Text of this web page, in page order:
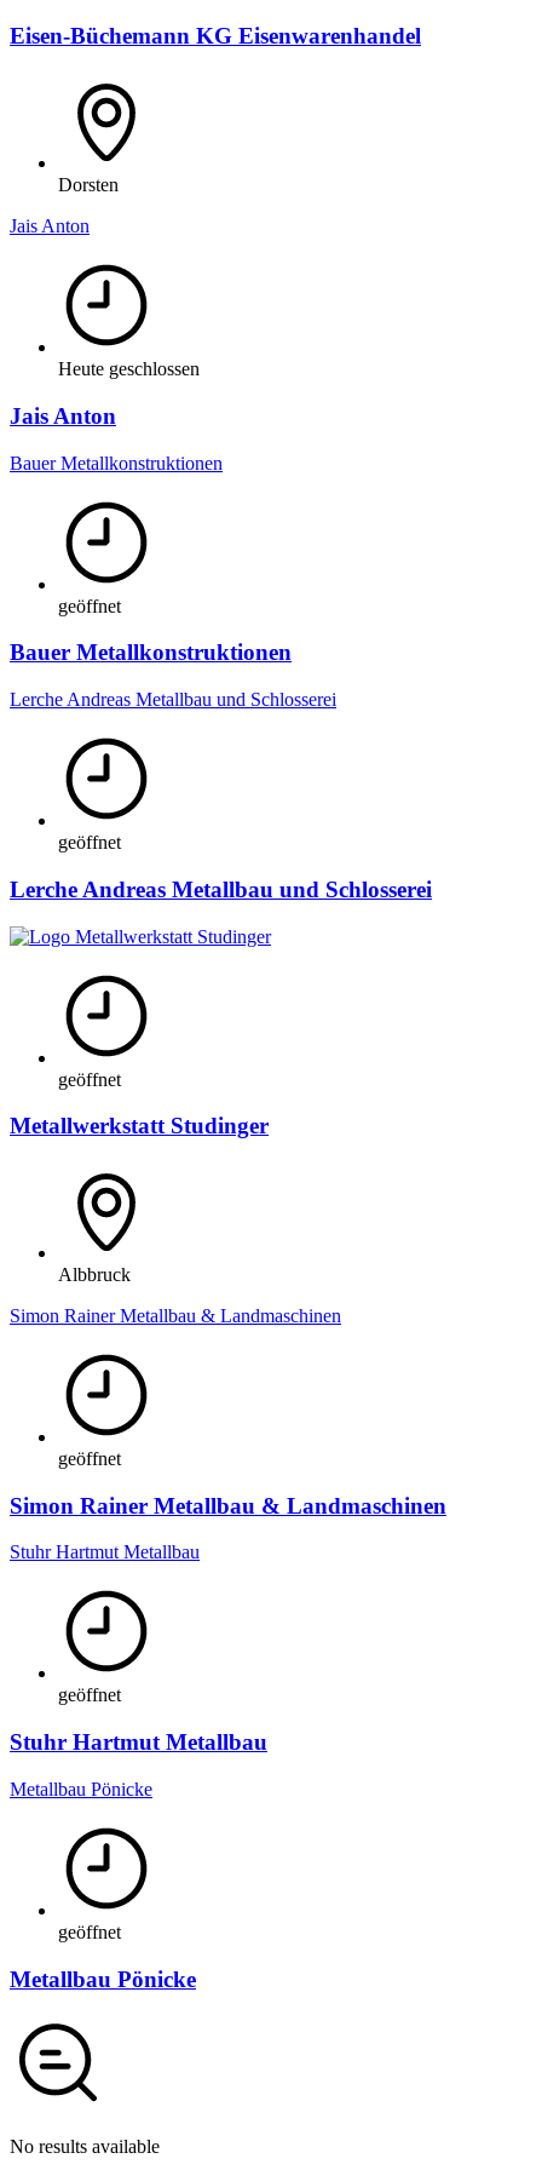
Eisen-Büchemann KG Eisenwarenhandel
Dorsten
Jais Anton
Heute geschlossen
Jais Anton
Bauer Metallkonstruktionen
geöffnet
Bauer Metallkonstruktionen
Lerche Andreas Metallbau und Schlosserei
geöffnet
Lerche Andreas Metallbau und Schlosserei
geöffnet
Metallwerkstatt Studinger
Albbruck
Simon Rainer Metallbau & Landmaschinen
geöffnet
Simon Rainer Metallbau & Landmaschinen
Stuhr Hartmut Metallbau
geöffnet
Stuhr Hartmut Metallbau
Metallbau Pönicke
geöffnet
Metallbau Pönicke
No results available